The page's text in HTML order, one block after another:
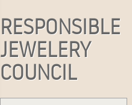
RESPONSIBLE
JEWELERY
COUNCIL